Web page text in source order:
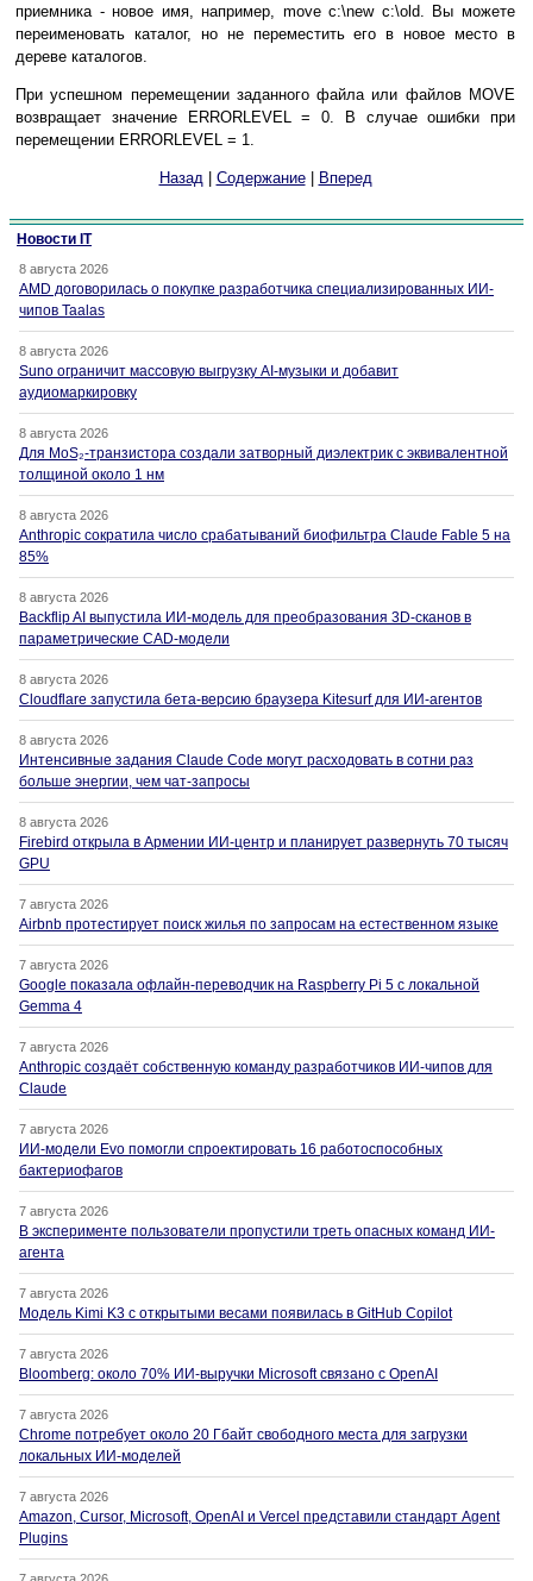
приемника - новое имя, например, move c:\new c:\old. Вы можете
переименовать каталог, но не переместить его в новое место в
дереве каталогов.
При успешном перемещении заданного файла или файлов MOVE
возвращает значение ERRORLEVEL = 0. В случае ошибки при
перемещении ERRORLEVEL = 1.
Назад| Содержание| Вперед
Новости IT
8 августа 2026
AMD договорилась о покупке разработчика специализированных ИИ-
чипов Taalas
8 августа 2026
Suno ограничит массовую выгрузку AI-музыки и добавит
аудиомаркировку
8 августа 2026
Для MoS₂-транзистора создали затворный диэлектрик с эквивалентной
толщиной около 1 нм
8 августа 2026
Anthropic сократила число срабатываний биофильтра Claude Fable 5 на
85%
8 августа 2026
Backflip AI выпустила ИИ-модель для преобразования 3D-сканов в
параметрические CAD-модели
8 августа 2026
Cloudflare запустила бета-версию браузера Kitesurf для ИИ-агентов
8 августа 2026
Интенсивные задания Claude Code могут расходовать в сотни раз
больше энергии, чем чат-запросы
8 августа 2026
Firebird открыла в Армении ИИ-центр и планирует развернуть 70 тысяч
GPU
7 августа 2026
Airbnb протестирует поиск жилья по запросам на естественном языке
7 августа 2026
Google показала офлайн-переводчик на Raspberry Pi 5 с локальной
Gemma 4
7 августа 2026
Anthropic создаёт собственную команду разработчиков ИИ-чипов для
Claude
7 августа 2026
ИИ-модели Evo помогли спроектировать 16 работоспособных
бактериофагов
7 августа 2026
В эксперименте пользователи пропустили треть опасных команд ИИ-
агента
7 августа 2026
Модель Kimi K3 с открытыми весами появилась в GitHub Copilot
7 августа 2026
Bloomberg: около 70% ИИ-выручки Microsoft связано с OpenAI
7 августа 2026
Chrome потребует около 20 Гбайт свободного места для загрузки
локальных ИИ-моделей
7 августа 2026
Amazon, Cursor, Microsoft, OpenAI и Vercel представили стандарт Agent
Plugins